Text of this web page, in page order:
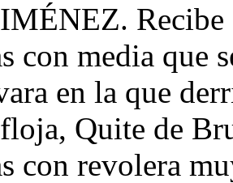
Recibe
con media que
en la que
Quite de
con revolera